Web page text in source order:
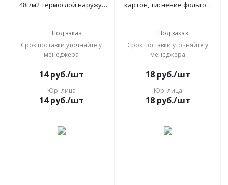
48г/м2 термослой наружу,
Под заказ
Срок поставки уточняйте у
менеджера
14руб./шт
Юр. лица
14руб./шт
картон, тиснение фольгой,
Под заказ
Срок поставки уточняйте у
менеджера
18руб./шт
Юр. лица
18руб./шт